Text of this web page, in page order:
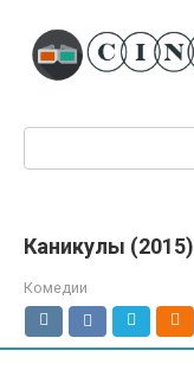
контенту
Каникулы (2015)
Комедии